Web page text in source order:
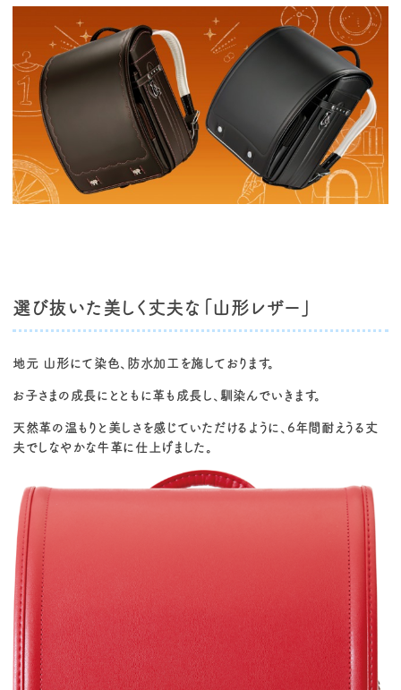
選び抜いた美しく丈夫な「山形レザー」
地元 山形にて染色、防水加工を施しております。
お子さまの成長にとともに革も成長し、馴染んでいきます。
天然革の温もりと美しさを感じていただけるように、6年間耐えうる丈
夫でしなやかな牛革に仕上げました。